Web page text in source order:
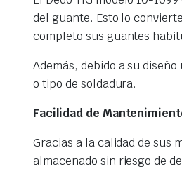
del guante. Esto lo
completo sus guantes
Además, debido a su
o tipo de soldadura.
Facilidad de
Gracias a la calidad de sus
almacenado sin riesgo de